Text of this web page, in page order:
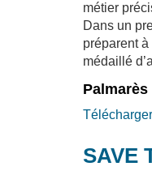
métier
Dans un
préparent
médaillé
Palmarès
SAVE